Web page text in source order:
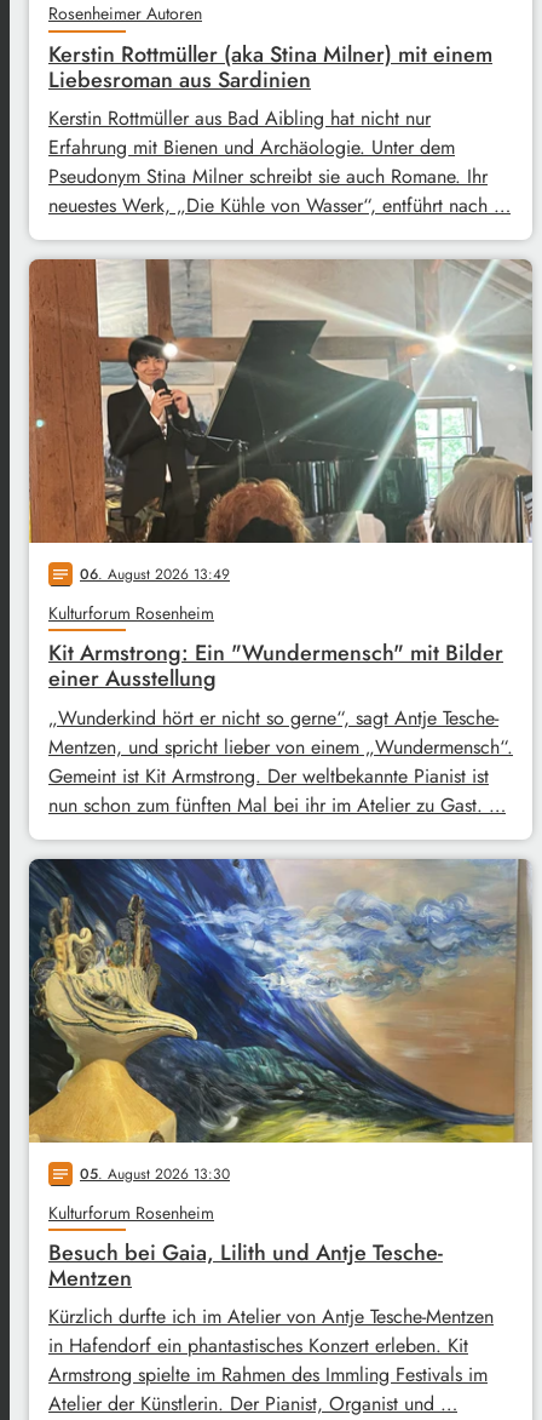
Rosenheimer Autoren
Kerstin Rottmüller (aka Stina Milner) mit einem
Liebesroman aus Sardinien
Kerstin Rottmüller aus Bad Aibling hat nicht nur
Erfahrung mit Bienen und Archäologie. Unter dem
Pseudonym Stina Milner schreibt sie auch Romane. Ihr
neuestes Werk, „Die Kühle von Wasser“, entführt nach …
notes 06. August 2026 13:49
Kulturforum Rosenheim
Kit Armstrong: Ein "Wundermensch" mit Bilder
einer Ausstellung
„Wunderkind hört er nicht so gerne“, sagt Antje Tesche-
Mentzen, und spricht lieber von einem „Wundermensch“.
Gemeint ist Kit Armstrong. Der weltbekannte Pianist ist
nun schon zum fünften Mal bei ihr im Atelier zu Gast. …
notes 05. August 2026 13:30
Kulturforum Rosenheim
Besuch bei Gaia, Lilith und Antje Tesche-
Mentzen
Kürzlich durfte ich im Atelier von Antje Tesche-Mentzen
in Hafendorf ein phantastisches Konzert erleben. Kit
Armstrong spielte im Rahmen des Immling Festivals im
Atelier der Künstlerin. Der Pianist, Organist und …